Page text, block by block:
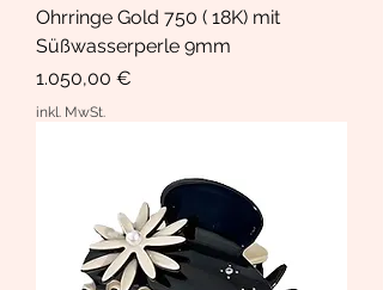
Ohrringe Gold 750 ( 18K) mit
Süßwasserperle 9mm
Preis
1.050,00 €
inkl. MwSt.